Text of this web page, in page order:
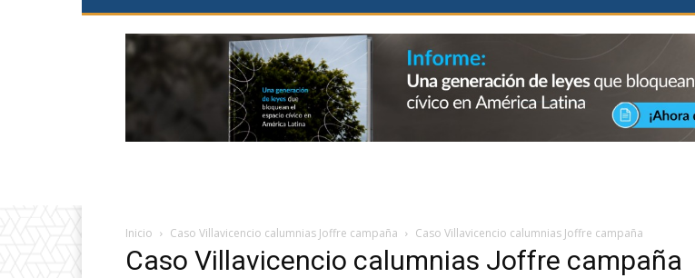
Inicio Caso Villavicencio calumnias Joffre campaña Caso Villavicencio calumnias Joffre campaña
Caso Villavicencio calumnias Joffre campaña